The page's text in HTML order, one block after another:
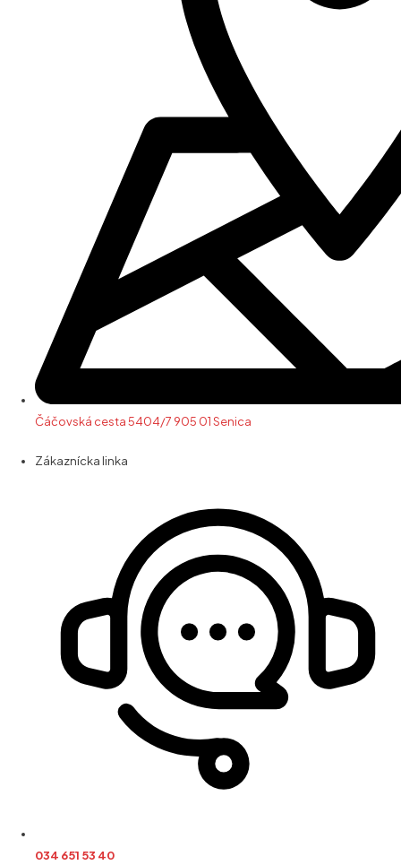
Čáčovská cesta 5404/7 905 01 Senica
Zákaznícka linka
034 651 53 40